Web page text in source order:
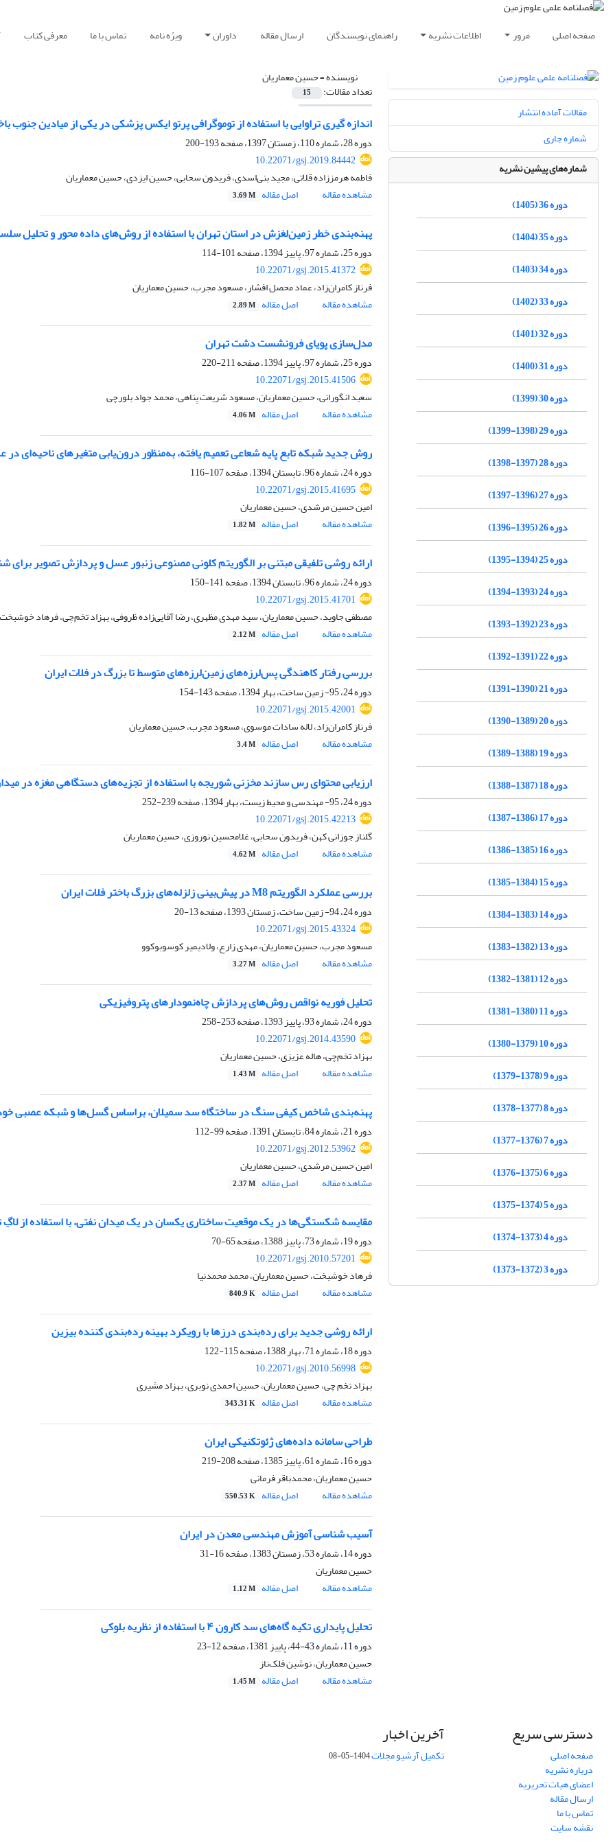
صفحه اصلی مرور اطلاعات نشریه راهنمای نویسندگان ارسال مقاله داوران ویژه نامه تماس با ما معرفی کتاب
نویسنده =حسین معماریان
تعداد مقالات: 15
اندازه گیری تراوایی با استفاده از توموگرافی پرتو ایکس پزشکی در یکی از میادین جنوب
دوره 28، شماره 110، زمستان 1397، صفحه
193-200
10.22071/gsj.2019.84442
فاطمه هرمززاده قلاتی، مجید بنی‎‌اسدی، فریدون سحابی، حسین ایزدی، حسین معماریان
مشاهده مقاله
اصل مقاله 3.69 M
پهنه‌بندی خطر زمین‌لغزش در استان تهران با استفاده از روش‌های داده محور و تحلیل
دوره 25، شماره 97، پاییز 1394، صفحه
101-114
10.22071/gsj.2015.41372
فرناز کامران‌زاد، عماد محصل افشار، مسعود مجرب، حسین معماریان
مشاهده مقاله
اصل مقاله 2.89 M
مدل‌سازی پویای فرونشست دشت تهران
دوره 25، شماره 97، پاییز 1394، صفحه
211-220
10.22071/gsj.2015.41506
سعید انگورانی، حسین معماریان، مسعود شریعت پناهی، محمد جواد بلورچی
مشاهده مقاله
اصل مقاله 4.06 M
روش جدید شبکه تابع پایه شعاعی تعمیم یافته، به‌منظور درون‌یابی متغیرهای ناحیه‌ای در
دوره 24، شماره 96، تابستان 1394، صفحه
107-116
10.22071/gsj.2015.41695
امین حسین‌ مرشدی، حسین معماریان
مشاهده مقاله
اصل مقاله 1.82 M
ارائه روشی تلفیقی مبتنی بر الگوریتم کلونی مصنوعی زنبور عسل و پردازش تصویر
دوره 24، شماره 96، تابستان 1394، صفحه
141-150
10.22071/gsj.2015.41701
مصطفی جاوید، حسین معماریان، سید مهدی مظهری، رضا آقایی‌زاده ظروفی، بهزاد تخم‌چی، فرهاد خوشبخت
مشاهده مقاله
اصل مقاله 2.12 M
بررسی رفتار کاهندگی پس‌لرزه‌های زمین‌لرزه‌های متوسط تا بزرگ در فلات ایران
دوره 24، 95- زمین ساخت، بهار 1394، صفحه
143-154
10.22071/gsj.2015.42001
فرناز کامران‌زاد، لاله سادات موسوی، مسعود مجرب، حسین معماریان
مشاهده مقاله
اصل مقاله 3.4 M
ارزیابی محتوای رس سازند مخزنی شوریجه با استفاده از تجزیه‌های دستگاهی مغزه در
دوره 24، 95- مهندسی و محیط زیست، بهار 1394، صفحه
239-252
10.22071/gsj.2015.42213
گلناز جوزانی کهن، فریدون سحابی، غلامحسین نوروزی، حسین معماریان
مشاهده مقاله
اصل مقاله 4.62 M
بررسی عملکرد الگوریتم M8 در پیش‌بینی زلزله‌های بزرگ باختر فلات ایران
دوره 24، 94- زمین ساخت، زمستان 1393، صفحه
13-20
10.22071/gsj.2015.43324
مسعود مجرب، حسین معماریان، مهدی زارع، ولادیمیر کوسوبوکوو
مشاهده مقاله
اصل مقاله 3.27 M
تحلیل فوریه نواقص روش‌های پردازش چاه‌نمودارهای پتروفیزیکی
دوره 24، شماره 93، پاییز 1393، صفحه
253-258
10.22071/gsj.2014.43590
بهزاد تخم‌چی، هاله عزیزی، حسین معماریان
مشاهده مقاله
اصل مقاله 1.43 M
پهنه‌بندی شاخص کیفی سنگ در ساختگاه سد سمیلان، براساس گسل‌ها و شبکه عصبی
دوره 21، شماره 84، تابستان 1391، صفحه
99-112
10.22071/gsj.2012.53962
امین ‎حسین ‌مرشدی، حسین معماریان
مشاهده مقاله
اصل مقاله 2.37 M
مقایسه شکستگی‌ها در یک موقعیت ساختاری یکسان در یک میدان نفتی، با استفاده از
دوره 19، شماره 73، پاییز 1388، صفحه
65-70
10.22071/gsj.2010.57201
فرهاد خوشبخت، حسین معماریان، محمد محمدنیا
مشاهده مقاله
اصل مقاله 840.9 K
ارائه روشی جدید برای رده‌‌بندی درز‌ها‌ با رویکرد بهینه رده‌‌بندی کننده بیزین
دوره 18، شماره 71، بهار 1388، صفحه
115-122
10.22071/gsj.2010.56998
بهزاد تخم چی، حسین معماریان، حسین احمدی نوبری، بهزاد مشیری
مشاهده مقاله
اصل مقاله 343.31 K
طراحی سامانه داده‌های ژئوتکنیکی ایران
دوره 16، شماره 61، پاییز 1385، صفحه
208-219
حسین معماریان، محمدباقر فرمانی
مشاهده مقاله
اصل مقاله 550.53 K
آسیب شناسی آموزش مهندسی معدن در ایران
دوره 14، شماره 53، زمستان 1383، صفحه
16-31
حسین معماریان
مشاهده مقاله
اصل مقاله 1.12 M
تحلیل پایداری تکیه گاه‌های سد کارون ۴ با استفاده از نظریه بلوکی
دوره 11، شماره 43-44، پاییز 1381، صفحه
12-23
حسین معماریان، نوشین فلک‌ناز
مشاهده مقاله
اصل مقاله 1.45 M
مقالات آماده انتشار
شماره جاری
شماره‌های پیشین نشریه
دوره 36 (1405)
دوره 35 (1404)
دوره 34 (1403)
دوره 33 (1402)
دوره 32 (1401)
دوره 31 (1400)
دوره 30 (1399)
دوره 29 (1398-1399)
دوره 28 (1397-1398)
دوره 27 (1396-1397)
دوره 26 (1395-1396)
دوره 25 (1394-1395)
دوره 24 (1393-1394)
دوره 23 (1392-1393)
دوره 22 (1391-1392)
دوره 21 (1390-1391)
دوره 20 (1389-1390)
دوره 19 (1388-1389)
دوره 18 (1387-1388)
دوره 17 (1386-1387)
دوره 16 (1385-1386)
دوره 15 (1384-1385)
دوره 14 (1383-1384)
دوره 13 (1382-1383)
دوره 12 (1381-1382)
دوره 11 (1380-1381)
دوره 10 (1379-1380)
دوره 9 (1378-1379)
دوره 8 (1377-1378)
دوره 7 (1376-1377)
دوره 6 (1375-1376)
دوره 5 (1374-1375)
دوره 4 (1373-1374)
دوره 3 (1372-1373)
دسترسی سریع
صفحه اصلی
درباره نشریه
اعضای هیات تحریریه
ارسال مقاله
تماس با ما
نقشه سایت
آخرین اخبار
تکمیل آرشیو مجلات1404-05-08